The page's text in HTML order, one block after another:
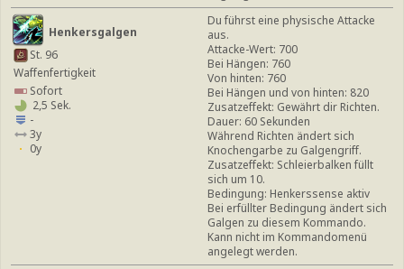
Henkersgalgen
St. 96
Waffenfertigkeit
Sofort
2,5 Sek.
-
3y
0y
Du führst eine physische Attacke
aus.
Attacke-Wert: 700
Bei Hängen: 760
Von hinten: 760
Bei Hängen und von hinten: 820
Zusatzeffekt: Gewährt dir Richten.
Dauer: 60 Sekunden
Während Richten ändert sich
Knochengarbe zu Galgengriff.
Zusatzeffekt: Schleierbalken füllt
sich um 10.
Bedingung: Henkerssense aktiv
Bei erfüllter Bedingung ändert sich
Galgen zu diesem Kommando.
Kann nicht im Kommandomenü
angelegt werden.